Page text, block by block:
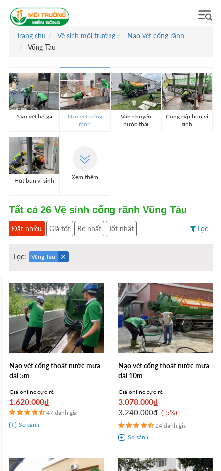
Trang chủ Vệ sinh môi trường
Nạo vét cống rãnh
Vũng Tàu
Nạo vét hố ga
Nạo vét cống
rãnh
Vận chuyển
nước thải
Cung cấp bùn vi
sinh
Hút bùn vi sinh Xem thêm
Tất cả 26 Vệ sinh cống rãnh Vũng Tàu
Đặt nhiều Giá tốt Rẻ nhất Tốt nhất Lọc
Lọc: Vũng Tàu
Nạo vét cống thoát nước mưa
dài 5m
Giá online cực rẻ
1.620.000₫
47 đánh giá
Nạo vét cống thoát nước mưa
dài 10m
Giá online cực rẻ
3.078.000₫
3.240.000₫ -5%
24 đánh giá